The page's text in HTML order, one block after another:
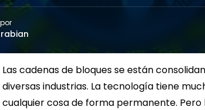
Las cadenas de bloques se están
diversas industrias. La tecnología tiene
cualquier cosa de forma permanente.